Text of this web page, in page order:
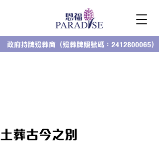
政府持牌殮葬商（殮葬牌照號碼：2412800065）
土葬古今之別